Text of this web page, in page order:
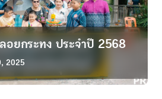
อยกระทง ประจำปี 2568
2025